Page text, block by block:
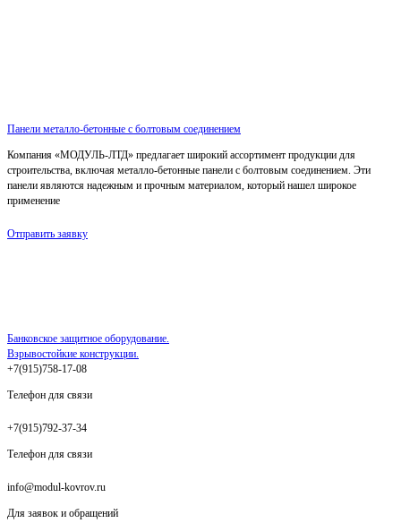
Панели металло-бетонные с болтовым соединением
Компания «МОДУЛЬ-ЛТД» предлагает широкий ассортимент продукции для
строительства, включая металло-бетонные панели с болтовым соединением. Эти
панели являются надежным и прочным материалом, который нашел широкое
применение
Отправить заявку
Банковское защитное оборудование.
Взрывостойкие конструкции.
+7(915)758-17-08
Телефон для связи
+7(915)792-37-34
Телефон для связи
info@modul-kovrov.ru
Для заявок и обращений